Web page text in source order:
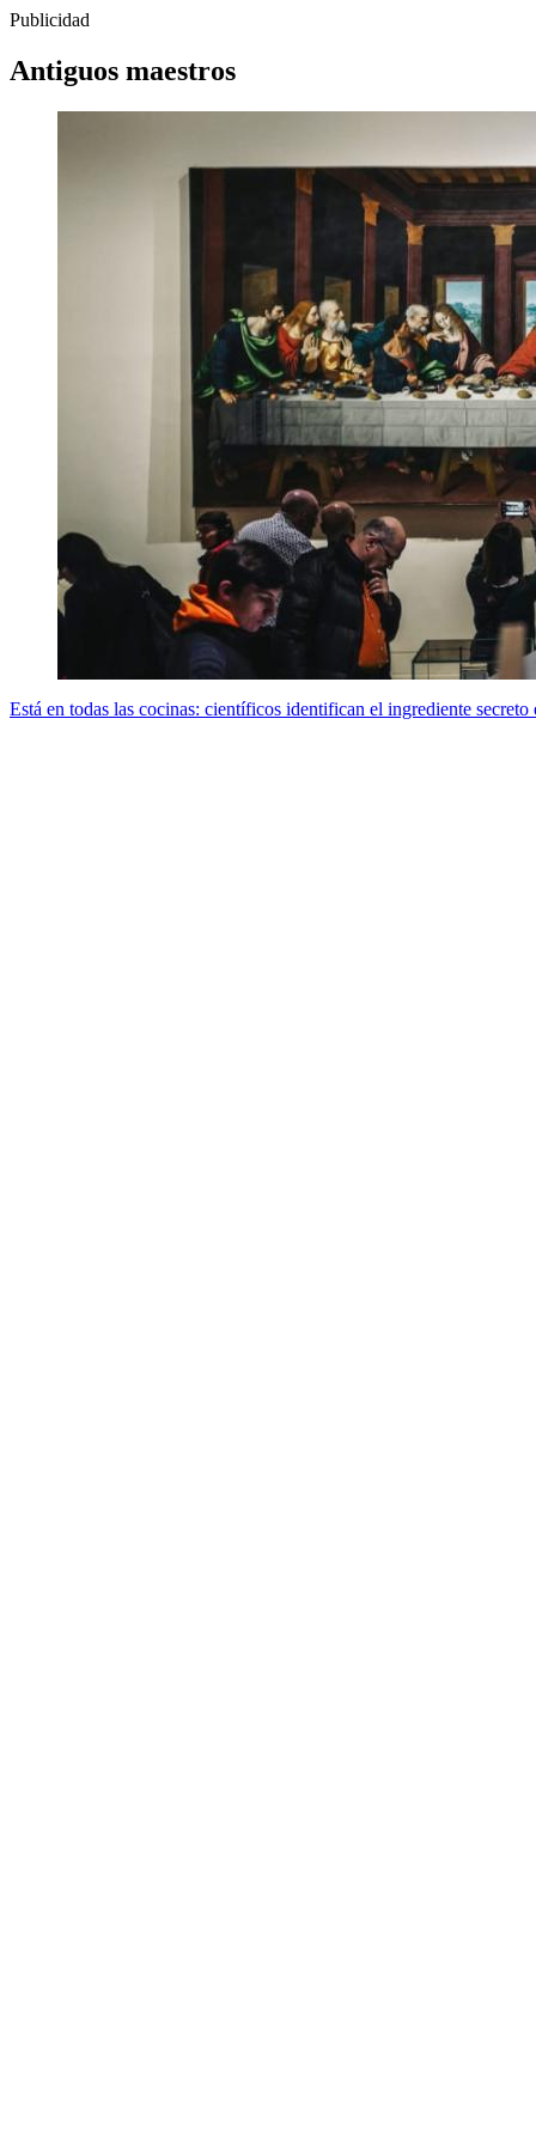
Publicidad
Antiguos maestros
Está en todas las cocinas: científicos identifican el ingrediente